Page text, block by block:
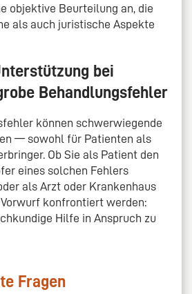
objektive Beurteilung an, die
als auch juristische Aspekte
bei
Behandlungsfehler
können schwerwiegende
— sowohl für Patienten als
Ob Sie als Patient den
eines solchen Fehlers
als Arzt oder Krankenhaus
konfrontiert werden:
Hilfe in Anspruch zu
Fragen